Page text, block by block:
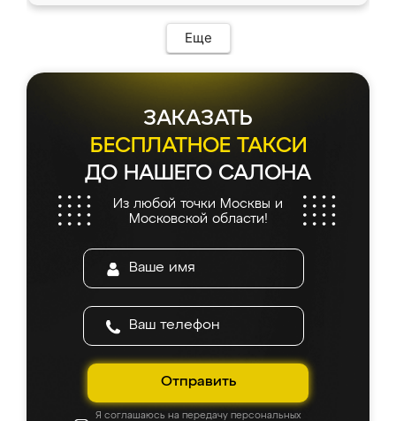
мебель сразу встала на свое место без
каких-либо доработок. Качеством осталась
довольна, все выглядит так, как и ожидала.
Еще
ЗАКАЗАТЬ
БЕСПЛАТНОЕ ТАКСИ
ДО НАШЕГО САЛОНА
Из любой точки Москвы и
Московской области!
Отправить
Я соглашаюсь на передачу персональных